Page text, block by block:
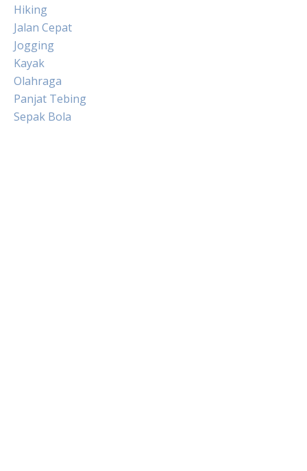
Hiking
Jalan Cepat
Jogging
Kayak
Olahraga
Panjat Tebing
Sepak Bola